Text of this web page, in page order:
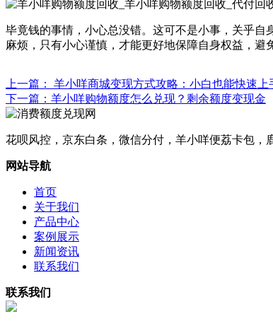
毕竟钱的事情，小心总没错。这可不是小事，关乎
麻烦，只有小心谨慎，才能更好地保障自身权益，避
上一篇： 羊小咩商城变现方式攻略：小白也能快速上
下一篇：羊小咩购物额度怎么兑现？剩余额度变现金
花呗风控，京东白条，微信分付，羊小咩便荔卡包，
网站导航
首页
关于我们
产品中心
案例展示
新闻资讯
联系我们
联系我们